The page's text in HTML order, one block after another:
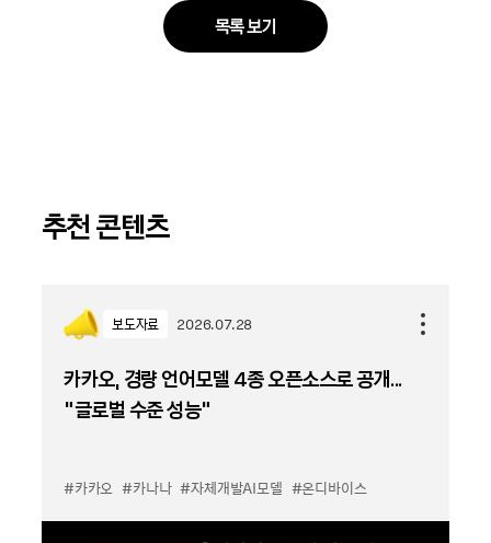
목록 보기
추천 콘텐츠
보도자료 2026.07.28
카카오, 경량 언어모델 4종 오픈소스로 공개...
“글로벌 수준 성능”
#카카오 #카나나 #자체개발AI모델 #온디바이스